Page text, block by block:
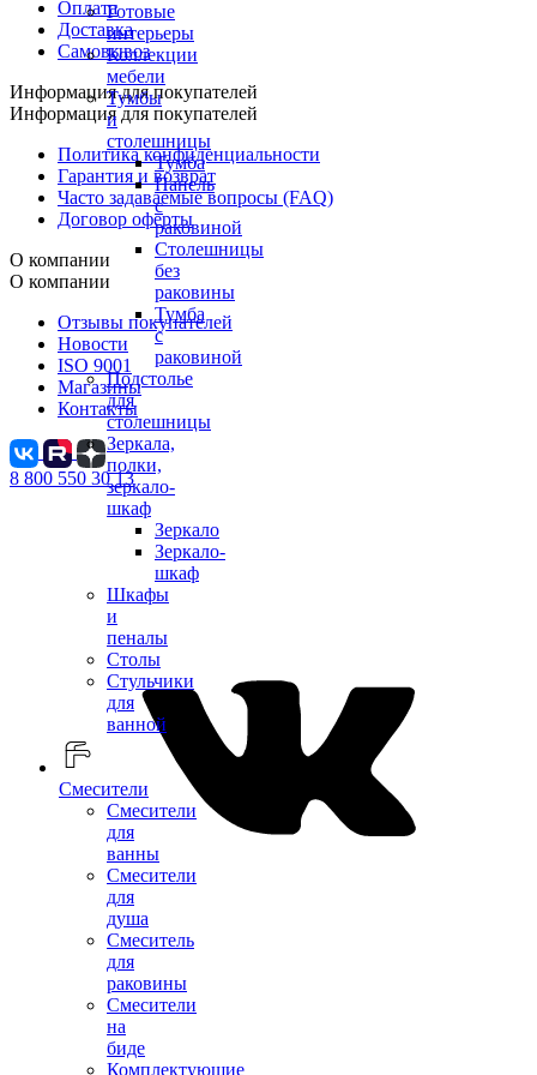
Готовые
интерьеры
Коллекции
мебели
Тумбы
и
столешницы
Тумба
Панель
с
раковиной
Столешницы
без
раковины
Тумба
с
раковиной
Подстолье
для
столешницы
Зеркала,
полки,
зеркало-
шкаф
Зеркало
Зеркало-
шкаф
Шкафы
и
пеналы
Столы
Стульчики
для
ванной
Смесители
Смесители
для
ванны
Смесители
для
душа
Смеситель
для
раковины
Смесители
на
биде
Комплектующие
Оплата
Доставка
Самовывоз
Информация для покупателей
Информация для покупателей
Политика конфиденциальности
Гарантия и возврат
Часто задаваемые вопросы (FAQ)
Договор оферты
О компании
О компании
Отзывы покупателей
Новости
ISO 9001
Магазины
Контакты
8 800 550 30 13